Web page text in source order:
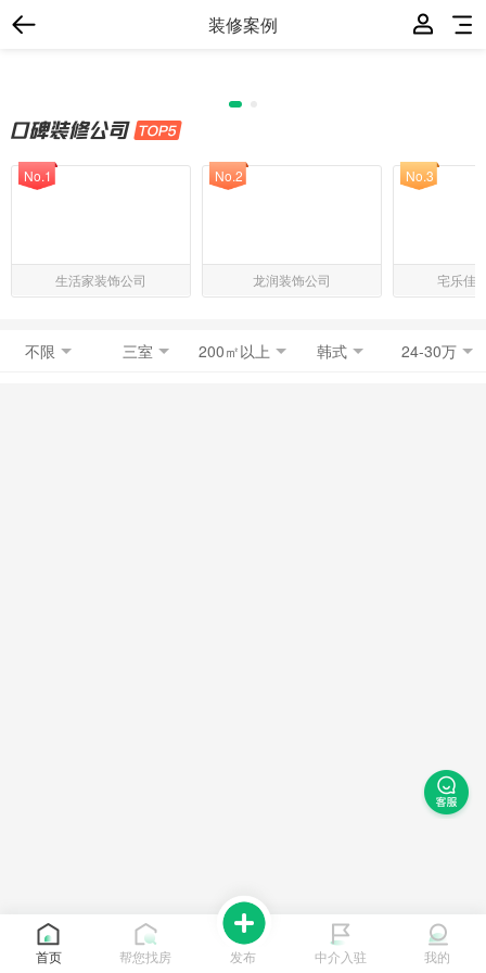
装修案例
生活家装饰公司
No.1
龙润装饰公司
No.2
宅乐佳
No.3
不限 三室 200㎡以上 韩式 24-30万
首页 帮您找房 发布 中介入驻 我的